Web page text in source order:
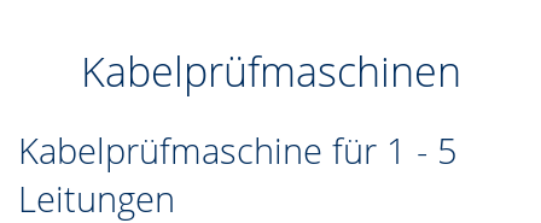
Kabelprüfmaschinen
Kabelprüfmaschine für 1 - 5
Leitungen